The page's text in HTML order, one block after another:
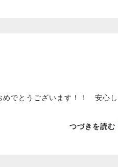
めでとうございます！！ 安心し
つづきを読む